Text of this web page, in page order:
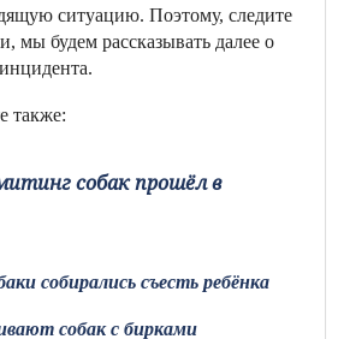
ситуацию. Поэтому, следите
мы будем рассказывать далее о
также:
собак прошёл в
собирались съесть ребёнка
собак с бирками